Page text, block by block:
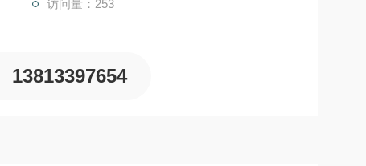
访问量：253
13813397654